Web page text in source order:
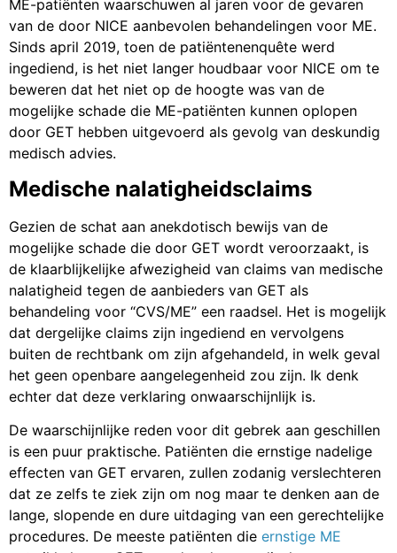
ME-patiënten waarschuwen al jaren voor de gevaren
van de door NICE aanbevolen behandelingen voor ME.
Sinds april 2019, toen de patiëntenenquête werd
ingediend, is het niet langer houdbaar voor NICE om te
beweren dat het niet op de hoogte was van de
mogelijke schade die ME-patiënten kunnen oplopen
door GET hebben uitgevoerd als gevolg van deskundig
medisch advies.
Medische nalatigheidsclaims
Gezien de schat aan anekdotisch bewijs van de
mogelijke schade die door GET wordt veroorzaakt, is
de klaarblijkelijke afwezigheid van claims van medische
nalatigheid tegen de aanbieders van GET als
behandeling voor “CVS/ME” een raadsel. Het is mogelijk
dat dergelijke claims zijn ingediend en vervolgens
buiten de rechtbank om zijn afgehandeld, in welk geval
het geen openbare aangelegenheid zou zijn. Ik denk
echter dat deze verklaring onwaarschijnlijk is.
De waarschijnlijke reden voor dit gebrek aan geschillen
is een puur praktische. Patiënten die ernstige nadelige
effecten van GET ervaren, zullen zodanig verslechteren
dat ze zelfs te ziek zijn om nog maar te denken aan de
lange, slopende en dure uitdaging van een gerechtelijke
procedures. De meeste patiënten die ernstige ME